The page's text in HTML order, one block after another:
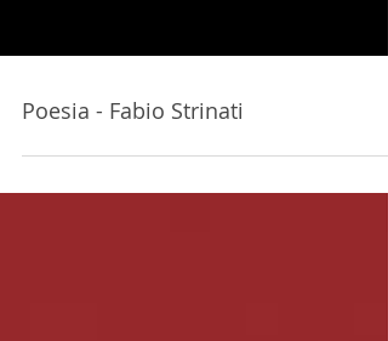
Poesia - Fabio Strinati